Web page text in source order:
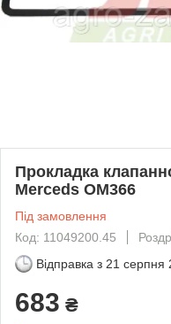
Прокладка
Merceds OM366
Під замовлення
Код: 11049200.45
Відправка з 21 серпня
683 ₴